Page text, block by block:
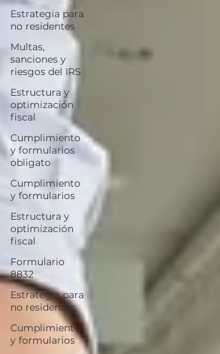
Estrategia para
no residentes
Multas,
sanciones y
riesgos del IRS
Estructura y
optimización
fiscal
Cumplimiento
y formularios
obligato
Cumplimiento
y formularios
Estructura y
optimización
fiscal
Formulario
8832
Estrategia para
no residentes.
Cumplimiento
y formularios